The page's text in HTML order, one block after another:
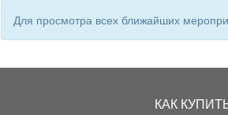
Для просмотра всех ближайших
КАК